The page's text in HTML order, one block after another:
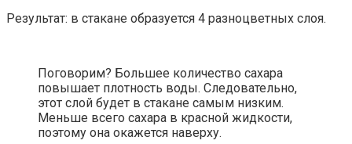
Результат: в стакане образуется 4 разноцветных слоя.
Поговорим? Большее количество сахара
повышает плотность воды. Следовательно,
этот слой будет в стакане самым низким.
Меньше всего сахара в красной жидкости,
поэтому она окажется наверху.